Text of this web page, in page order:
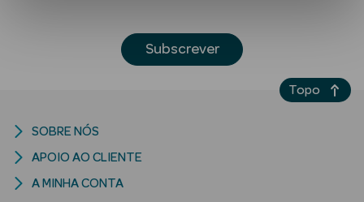
Ver Tudo
Solares
Subscrever
SOBRE NÓS
APOIO AO CLIENTE
A MINHA CONTA
Topo